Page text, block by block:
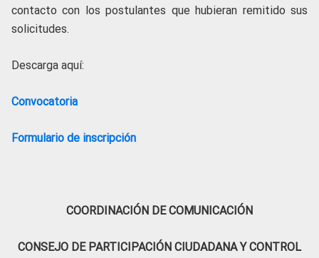
contacto con los postulantes que hubieran remitido sus
solicitudes.
Descarga aquí:
Convocatoria
Formulario de inscripción
COORDINACIÓN DE COMUNICACIÓN
CONSEJO DE PARTICIPACIÓN CIUDADANA Y CONTROL